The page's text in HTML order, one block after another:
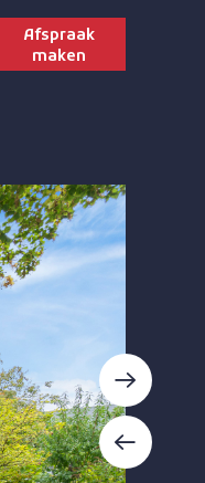
Afspraak
maken